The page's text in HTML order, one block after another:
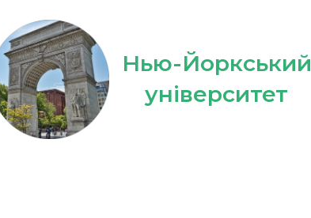
Нью-Йоркський
університет